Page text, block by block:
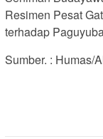
Resimen Pesat
terhadap
Sumber. : Humas/